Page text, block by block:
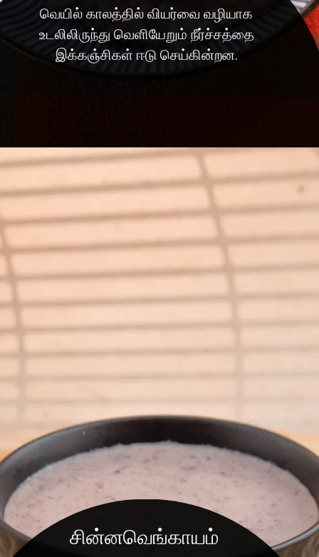
வெயில் காலத்தில் வியர்வை வழியாக
உடலிலிருந்து வெளியேறும் நீர்ச்சத்தை
இக்கஞ்சிகள் ஈடு செய்கின்றன.
சின்னவெங்காயம்